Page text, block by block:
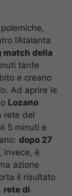
l’Atalanta
match della
tante
e creano
Ad aprire le
Lozano
rete del
5 minuti e
dopo 27
invece, è
azione
il risultato
rete di